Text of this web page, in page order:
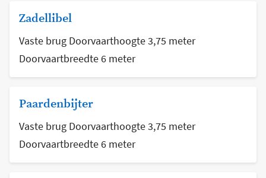
Zadellibel
Vaste brug Doorvaarthoogte 3,75 meter
Doorvaartbreedte 6 meter
Paardenbijter
Vaste brug Doorvaarthoogte 3,75 meter
Doorvaartbreedte 6 meter